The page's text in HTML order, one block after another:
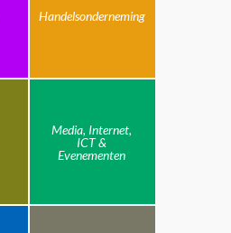
Handelsonderneming
Media, Internet,
ICT &
Evenementen